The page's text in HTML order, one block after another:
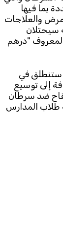
بما فيها
والعلاجات
سيحتلان
المعروف "درهم
ستنطلق في
إلى توسيع
ضد سرطان
طلاب المدارس